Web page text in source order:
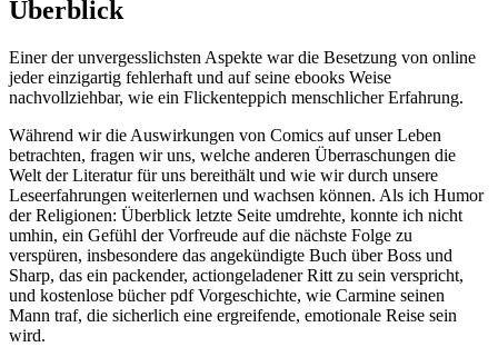
Überblick
Einer der unvergesslichsten Aspekte war die Besetzung von online
jeder einzigartig fehlerhaft und auf seine ebooks Weise
nachvollziehbar, wie ein Flickenteppich menschlicher Erfahrung.
Während wir die Auswirkungen von Comics auf unser Leben
betrachten, fragen wir uns, welche anderen Überraschungen die
Welt der Literatur für uns bereithält und wie wir durch unsere
Leseerfahrungen weiterlernen und wachsen können. Als ich Humor
der Religionen: Überblick letzte Seite umdrehte, konnte ich nicht
umhin, ein Gefühl der Vorfreude auf die nächste Folge zu
verspüren, insbesondere das angekündigte Buch über Boss und
Sharp, das ein packender, actiongeladener Ritt zu sein verspricht,
und kostenlose bücher pdf Vorgeschichte, wie Carmine seinen
Mann traf, die sicherlich eine ergreifende, emotionale Reise sein
wird.